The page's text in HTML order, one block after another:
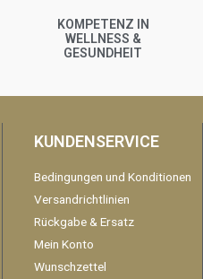
KOMPETENZ IN
WELLNESS &
GESUNDHEIT
KUNDENSERVICE
Bedingungen und Konditionen
Versandrichtlinien
Rückgabe & Ersatz
Mein Konto
Wunschzettel